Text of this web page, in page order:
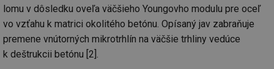
lomu v dôsledku oveľa väčšieho Youngovho modulu pre oceľ
vo vzťahu k matrici okolitého betónu. Opísaný jav zabraňuje
premene vnútorných mikrotrhlín na väčšie trhliny vedúce
k deštrukcii betónu [2].